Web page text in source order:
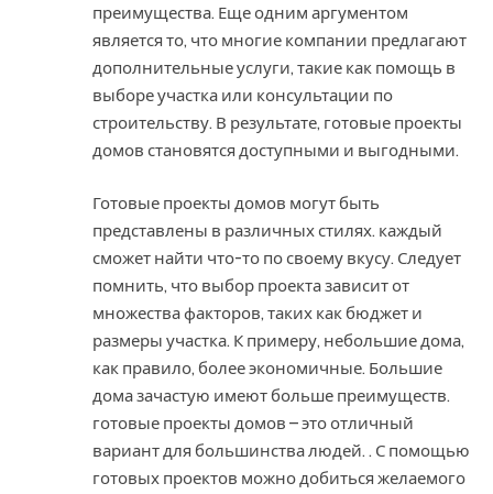
преимущества. Еще одним аргументом
является то, что многие компании предлагают
дополнительные услуги, такие как помощь в
выборе участка или консультации по
строительству. В результате, готовые проекты
домов становятся доступными и выгодными.
Готовые проекты домов могут быть
представлены в различных стилях. каждый
сможет найти что-то по своему вкусу. Следует
помнить, что выбор проекта зависит от
множества факторов, таких как бюджет и
размеры участка. К примеру, небольшие дома,
как правило, более экономичные. Большие
дома зачастую имеют больше преимуществ.
готовые проекты домов – это отличный
вариант для большинства людей. . С помощью
готовых проектов можно добиться желаемого